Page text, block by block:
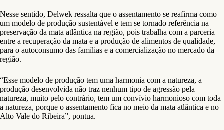
Nesse sentido, Delwek ressalta que o assentamento se reafirma como
um modelo de produção sustentável e tem se tornado referência na
preservação da mata atlântica na região, pois trabalha com a parceria
entre a recuperação da mata e a produção de alimentos de qualidade,
para o autoconsumo das famílias e a comercialização no mercado da
região.
“Esse modelo de produção tem uma harmonia com a natureza, a
produção desenvolvida não traz nenhum tipo de agressão pela
natureza, muito pelo contrário, tem um convívio harmonioso com toda
a natureza, porque o assentamento fica no meio da mata atlântica e no
Alto Vale do Ribeira”, pontua.